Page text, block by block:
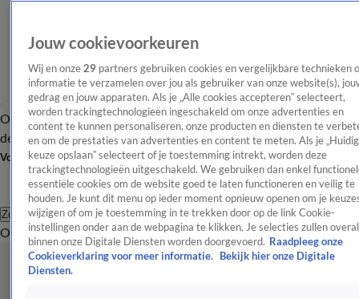
OverzichtAfleveringen Entertainment TV Algemeen
Tip
de redactieNieuwsbrief
Volg Shownieuws
Zoeken
OverzichtEntertainmentSpraakmakendRealityCrimeVideo's
Jouw cookievoorkeuren
Wij en onze 29 partners gebruiken cookies en vergelijkbare technieken
informatie te verzamelen over jou als gebruiker van onze website(s),
gedrag en jouw apparaten. Als je „Alle cookies accepteren” selecteert,
worden trackingtechnologieën ingeschakeld om onze advertenties en
content te kunnen personaliseren, onze producten en diensten te
en om de prestaties van advertenties en content te meten. Als je
keuze opslaan” selecteert of je toestemming intrekt, worden deze
trackingtechnologieën uitgeschakeld. We gebruiken dan enkel
essentiële cookies om de website goed te laten functioneren en veilig te
houden. Je kunt dit menu op ieder moment opnieuw openen om je
wijzigen of om je toestemming in te trekken door op de link Cookie-
instellingen onder aan de webpagina te klikken. Je selecties zullen overal
binnen onze Digitale Diensten worden doorgevoerd. Raadpleeg onze
Cookieverklaring voor meer informatie.
Bekijk hier onze Digitale
Diensten.